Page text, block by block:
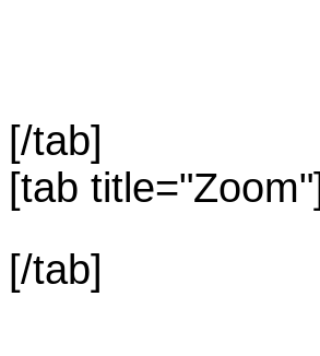
[/tab]
[tab title="Zoom"]
[/tab]